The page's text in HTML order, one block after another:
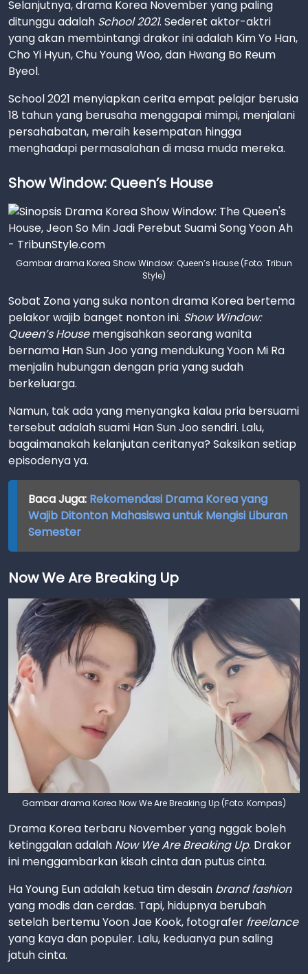
Selanjutnya, drama Korea November yang paling
ditunggu adalah School 2021. Sederet aktor-aktri
yang akan membintangi drakor ini adalah Kim Yo Han,
Cho Yi Hyun, Chu Young Woo, dan Hwang Bo Reum
Byeol.
School 2021 menyiapkan cerita empat pelajar berusia
18 tahun yang berusaha menggapai mimpi, menjalani
persahabatan, meraih kesempatan hingga
menghadapi permasalahan di masa muda mereka.
Show Window: Queen’s House
Gambar drama Korea Show Window: Queen’s House (Foto: Tribun
Style)
Sobat Zona yang suka nonton drama Korea bertema
pelakor wajib banget nonton ini. Show Window:
Queen’s Housemengisahkan seorang wanita
bernama Han Sun Joo yang mendukung Yoon Mi Ra
menjalin hubungan dengan pria yang sudah
berkeluarga.
Namun, tak ada yang menyangka kalau pria bersuami
tersebut adalah suami Han Sun Joo sendiri. Lalu,
bagaimanakah kelanjutan ceritanya? Saksikan setiap
episodenya ya.
Baca Juga: Rekomendasi Drama Korea yang
Wajib Ditonton Mahasiswa untuk Mengisi Liburan
Semester
Now We Are Breaking Up
Gambar drama Korea Now We Are Breaking Up (Foto: Kompas)
Drama Korea terbaru November yang nggak boleh
ketinggalan adalah Now We Are Breaking Up. Drakor
ini menggambarkan kisah cinta dan putus cinta.
Ha Young Eun adalah ketua tim desain brand fashion
yang modis dan cerdas. Tapi, hidupnya berubah
setelah bertemu Yoon Jae Kook, fotografer freelance
yang kaya dan populer. Lalu, keduanya pun saling
jatuh cinta.